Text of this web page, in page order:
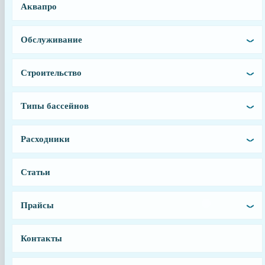
Аквапро
Обслуживание
Строительство
Типы бассейнов
Расходники
Статьи
Прайсы
Контакты
Китай
6 месяцев
Шланг